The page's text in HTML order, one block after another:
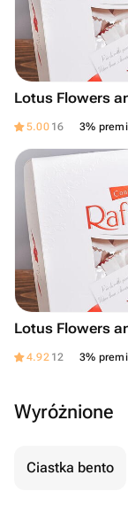
Lotus Flowers
5.00 16 3%
Lotus Flowers
4.92 12 3%
Wyróżnione
Ciastka bento